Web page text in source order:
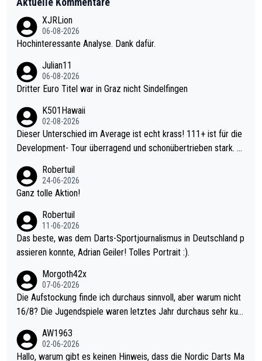
XJRLion
06-08-2026
Hochinteressante Analyse. Dank dafür.
Julian11
06-08-2026
Dritter Euro Titel war in Graz nicht Sindelfingen
K501Hawaii
02-08-2026
Dieser Unterschied im Average ist echt krass! 111+ ist für die
Development- Tour überragend und schonübertrieben stark. U
mal 40+ erst recht. Da gewinnst keinen Blumentopf - ist ja noc
h krasser wie ein Pokalspiel eines Kreisligisten vs einem Bund
Robertuil
24-06-2026
Ganz tolle Aktion!
Robertuil
11-06-2026
Das beste, was dem Darts-Sportjournalismus in Deutschland p
assieren konnte, Adrian Geiler! Tolles Portrait :).
Morgoth42x
07-06-2026
Die Aufstockung finde ich durchaus sinnvoll, aber warum nicht
16/8? Die Jugendspiele waren letztes Jahr durchaus sehr kurz
Allerdings ist Mitchell Lawrie als Nummer 1 der Welt eh qualifi
ziert. Somit ändert die automatische Qualifikation des Weltmei
AW1963
02-06-2026
Hallo, warum gibt es keinen Hinweis, dass die Nordic Darts Ma